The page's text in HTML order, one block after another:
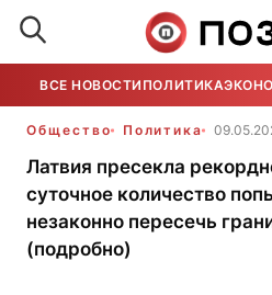
ВСЕ НОВОСТИ ПОЛИТИКА
Общество Политика
Латвия пресекла
суточное количество
незаконно пересечь
(подробно)